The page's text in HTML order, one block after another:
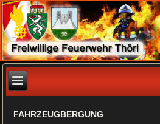
FAHRZEUGBERGUNG